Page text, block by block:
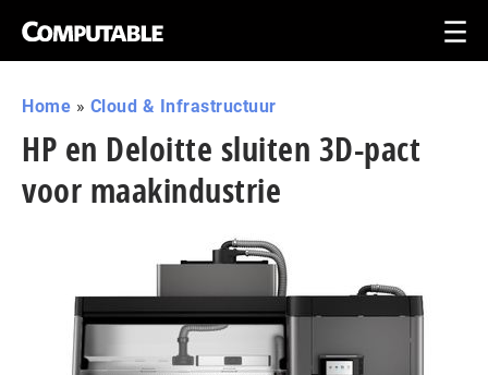
Home » Cloud & Infrastructuur
HP en Deloitte sluiten 3D-pact
voor maakindustrie